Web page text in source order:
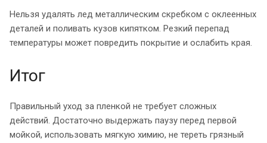
Нельзя удалять лед металлическим скребком с оклеенных
деталей и поливать кузов кипятком. Резкий перепад
температуры может повредить покрытие и ослабить края.
Итог
Правильный уход за пленкой не требует сложных
действий. Достаточно выдержать паузу перед первой
мойкой, использовать мягкую химию, не тереть грязный